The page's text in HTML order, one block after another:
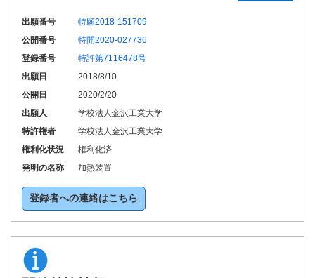
出願番号
特願2018-151709
公開番号
特開2020-027736
登録番号
特許第7116478号
出願日
2018/8/10
公開日
2020/2/20
出願人
学校法人金沢工業大学
特許権者
学校法人金沢工業大学
権利化状況
権利化済
発明の名称
加熱装置
登録者への連絡はこちら